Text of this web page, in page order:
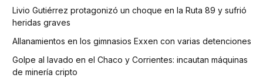
Livio Gutiérrez protagonizó un choque en la Ruta 89 y sufrió
heridas graves
Allanamientos en los gimnasios Exxen con varias detenciones
Golpe al lavado en el Chaco y Corrientes: incautan máquinas
de minería cripto